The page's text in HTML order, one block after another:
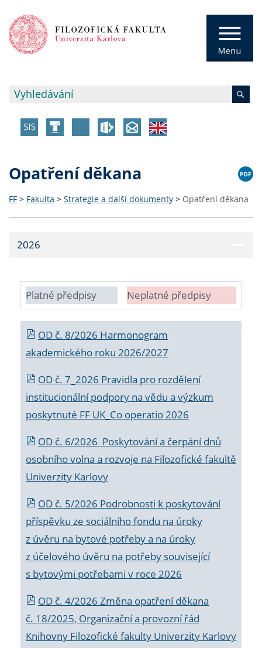
Opatření děkana
FF > Fakulta > Strategie a další dokumenty > Opatření děkana
2026
Platné předpisy Neplatné předpisy
OD č. 8/2026 Harmonogram
akademického roku 2026/2027
OD č. 7_2026 Pravidla pro rozdělení
institucionální podpory na vědu a výzkum
poskytnuté FF UK_Co operatio 2026
OD č. 6/2026 Poskytování a čerpání dnů
osobního volna a rozvoje na Filozofické fakultě
Univerzity Karlovy
OD č. 5/2026 Podrobnosti k poskytování
příspěvku ze sociálního fondu na úroky
z úvěru na bytové potřeby a na úroky
z účelového úvěru na potřeby související
s bytovými potřebami v roce 2026
OD č. 4/2026 Změna opatření děkana
č. 18/2025, Organizační a provozní řád
Knihovny Filozofické fakulty Univerzity Karlovy